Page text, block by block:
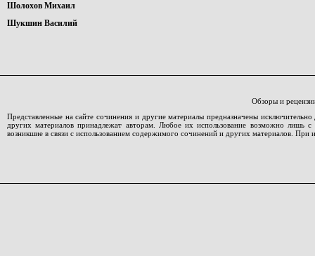
Шолохов Михаил
Шукшин Василий
Обзоры и
Представленные на сайте сочинения и другие материалы предназначены
других материалов принадлежат авторам. Любое их использование возможно лишь с
возникшие в связи с использованием содержимого сочинений и других материалов.